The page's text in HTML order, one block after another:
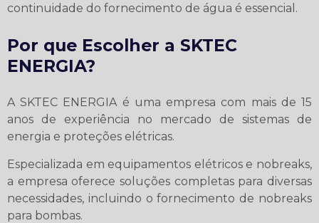
continuidade do fornecimento de água é essencial.
Por que Escolher a SKTEC
ENERGIA?
A SKTEC ENERGIA é uma empresa com mais de 15
anos de experiência no mercado de sistemas de
energia e proteções elétricas.
Especializada em equipamentos elétricos e nobreaks,
a empresa oferece soluções completas para diversas
necessidades, incluindo o fornecimento de nobreaks
para bombas.